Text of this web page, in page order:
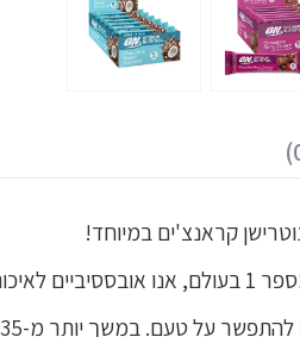
קראנצ'ים במיוחד!
שלך במיטב.
יותר מ-35 שנים יצרנו מוצרים שמספקים את שניהם!